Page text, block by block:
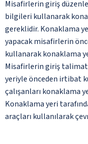
Misafirlerin giriş
bilgileri kullanarak
gereklidir. Konaklama
yapacak misafirlerin
kullanarak konaklama
Misafirlerin giriş
yeriyle önceden irtibat
çalışanları konaklama
Konaklama yeri
araçları kullanılarak